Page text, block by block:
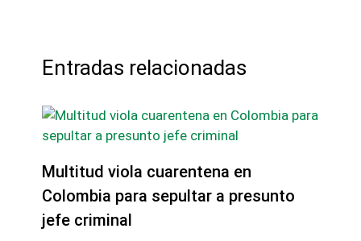
Entradas relacionadas
Multitud viola cuarentena en
Colombia para sepultar a presunto
jefe criminal